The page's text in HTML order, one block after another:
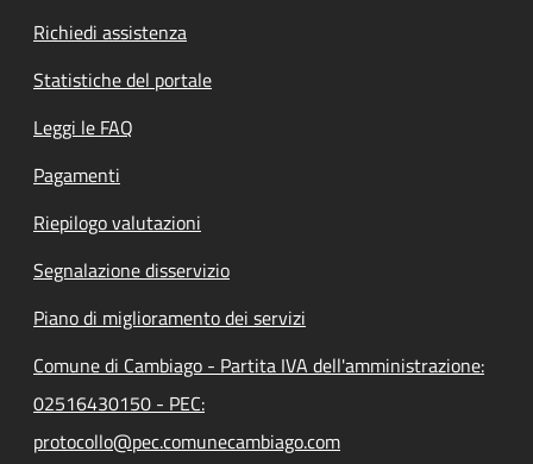
Richiedi assistenza
Statistiche del portale
Leggi le FAQ
Pagamenti
Riepilogo valutazioni
Segnalazione disservizio
Piano di miglioramento dei servizi
Comune di Cambiago - Partita IVA dell'amministrazione:
02516430150 - PEC:
protocollo@pec.comunecambiago.com